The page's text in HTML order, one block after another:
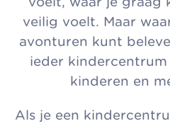
veilig voelt. Maar
avonturen kunt
ieder
kinderen en
Als je een